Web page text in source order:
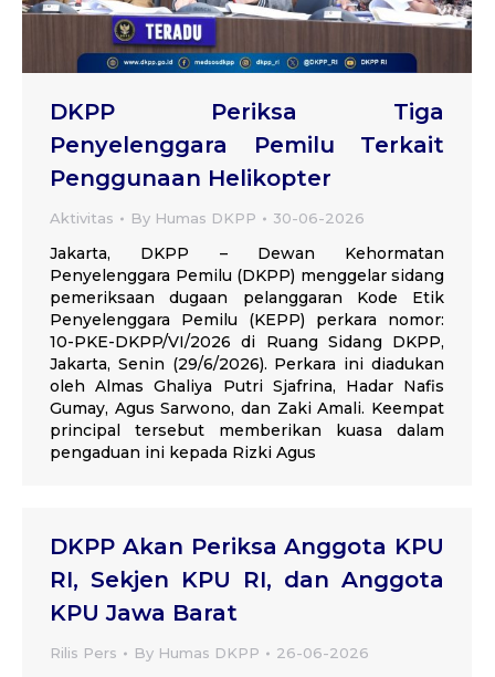
DKPP Periksa Tiga
Penyelenggara Pemilu Terkait
Penggunaan Helikopter
Aktivitas By Humas DKPP 30-06-2026
Jakarta, DKPP – Dewan Kehormatan
Penyelenggara Pemilu (DKPP) menggelar sidang
pemeriksaan dugaan pelanggaran Kode Etik
Penyelenggara Pemilu (KEPP) perkara nomor:
10-PKE-DKPP/VI/2026 di Ruang Sidang DKPP,
Jakarta, Senin (29/6/2026). Perkara ini diadukan
oleh Almas Ghaliya Putri Sjafrina, Hadar Nafis
Gumay, Agus Sarwono, dan Zaki Amali. Keempat
principal tersebut memberikan kuasa dalam
pengaduan ini kepada Rizki Agus
DKPP Akan Periksa Anggota KPU
RI, Sekjen KPU RI, dan Anggota
KPU Jawa Barat
Rilis Pers By Humas DKPP 26-06-2026